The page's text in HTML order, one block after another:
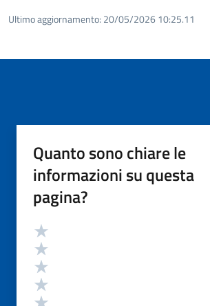
Ultimo aggiornamento: 20/05/2026 10:25.11
Quanto sono chiare le
informazioni su questa
pagina?
Valutazione